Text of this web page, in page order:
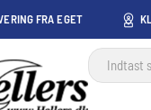
FRA EGET